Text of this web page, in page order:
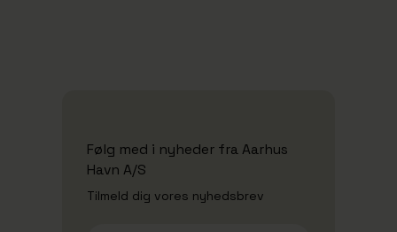
Følg med i nyheder fra Aarhus
Havn A/S
Tilmeld dig vores nyhedsbrev